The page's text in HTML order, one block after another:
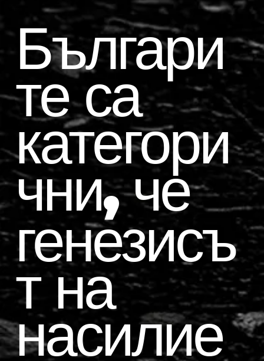
Българи
те са
категори
чни, че
генезисъ
т на
насилие